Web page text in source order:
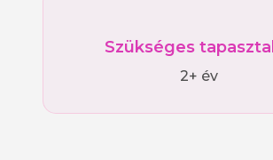
Szükséges
2+ év